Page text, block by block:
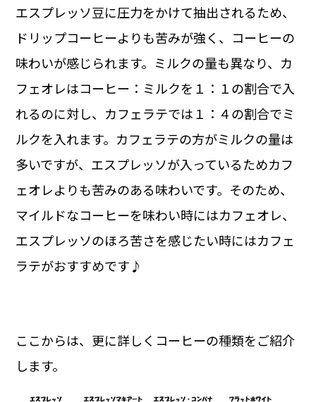
エスプレッソ豆に圧力をかけて抽出されるため、
ドリップコーヒーよりも苦みが強く、コーヒーの
味わいが感じられます。ミルクの量も異なり、カ
フェオレはコーヒー：ミルクを１：１の割合で入
れるのに対し、カフェラテでは１：４の割合でミ
ルクを入れます。カフェラテの方がミルクの量は
多いですが、エスプレッソが入っているためカフ
ェオレよりも苦みのある味わいです。そのため、
マイルドなコーヒーを味わい時にはカフェオレ、
エスプレッソのほろ苦さを感じたい時にはカフェ
ラテがおすすめです♪
ここからは、更に詳しくコーヒーの種類をご紹介
します。